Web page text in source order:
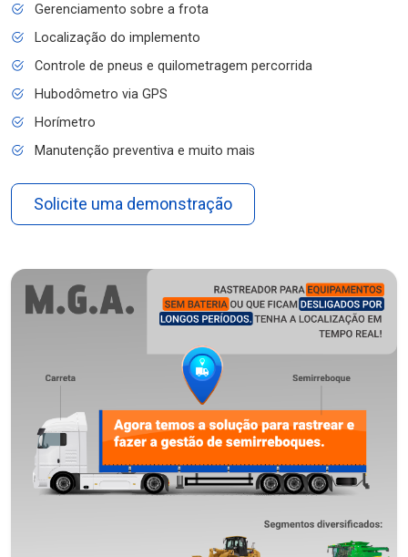
Gerenciamento sobre a frota
Localização do implemento
Controle de pneus e quilometragem percorrida
Hubodômetro via GPS
Horímetro
Manutenção preventiva e muito mais
Solicite uma demonstração